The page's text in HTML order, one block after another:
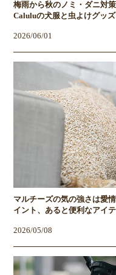
梅雨から秋のノミ・ダニ対
Caluluの犬服と虫よけグッズ
2026/06/01
マルチーズの気の強さは愛
イント、あると便利なアイ
2026/05/08